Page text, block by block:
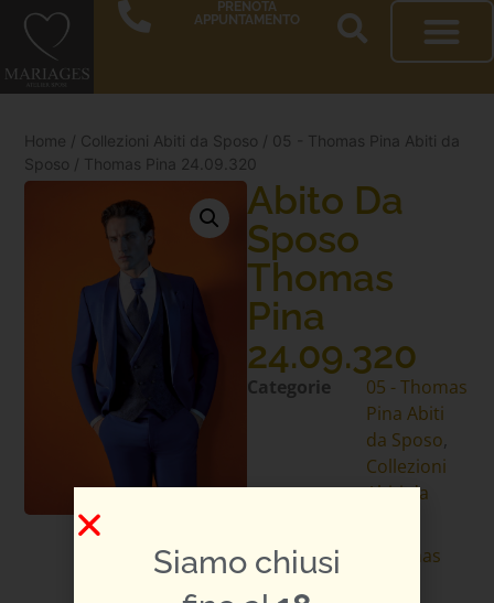
PRENOTA
APPUNTAMENTO
Home / Collezioni Abiti da Sposo / 05 - Thomas Pina Abiti da
Sposo / Thomas Pina 24.09.320
Abito Da
Sposo
Thomas
Pina
24.09.320
Categorie
05 - Thomas
Pina Abiti
da Sposo
Collezioni
Abiti da
Specifiche
Thomas
Siamo chiusi